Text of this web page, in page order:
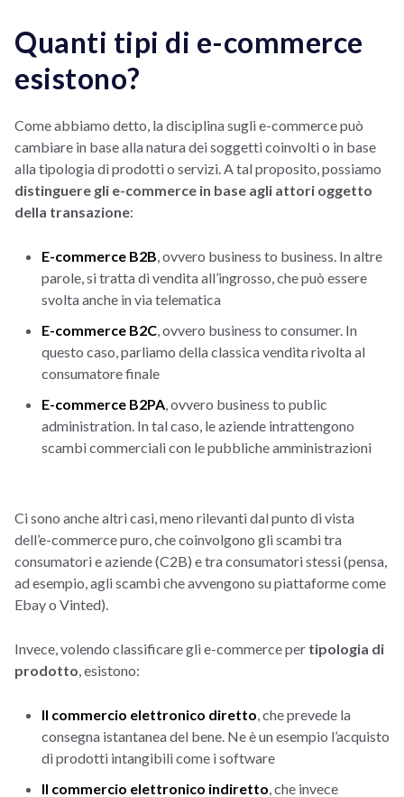
Quanti tipi di e-commerce
esistono?
Come abbiamo detto, la disciplina sugli e-commerce può
cambiare in base alla natura dei soggetti coinvolti o in base
alla tipologia di prodotti o servizi. A tal proposito, possiamo
distinguere gli e-commerce in base agli attori oggetto
della transazione:
E-commerce B2B , ovvero business to business. In altre
parole, si tratta di vendita all’ingrosso, che può essere
svolta anche in via telematica
E-commerce B2C , ovvero business to consumer. In
questo caso, parliamo della classica vendita rivolta al
consumatore finale
E-commerce B2PA , ovvero business to public
administration. In tal caso, le aziende intrattengono
scambi commerciali con le pubbliche amministrazioni
Ci sono anche altri casi, meno rilevanti dal punto di vista
dell’e-commerce puro, che coinvolgono gli scambi tra
consumatori e aziende (C2B) e tra consumatori stessi (pensa,
ad esempio, agli scambi che avvengono su piattaforme come
Ebay o Vinted).
Invece, volendo classificare gli e-commerce per tipologia di
prodotto , esistono:
Il commercio elettronico diretto , che prevede la
consegna istantanea del bene. Ne è un esempio l’acquisto
di prodotti intangibili come i software
Il commercio elettronico indiretto , che invece